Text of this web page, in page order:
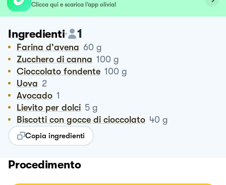
Clicca qui e scarica l’app olivia!
Ingredienti 1
Farina d'avena 60 g
Zucchero di canna 100 g
Cioccolato fondente 100 g
Uova 2
Avocado 1
Lievito per dolci 5 g
Biscotti con gocce di cioccolato 40 g
Copia ingredienti
Procedimento